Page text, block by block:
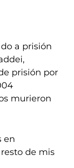
a prisión
prisión por
murieron
en
de mis